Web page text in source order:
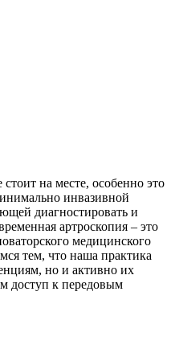
на месте, особенно это
инвазивной
диагностировать и
артроскопия – это
медицинского
тем, что наша практика
но и активно их
доступ к передовым